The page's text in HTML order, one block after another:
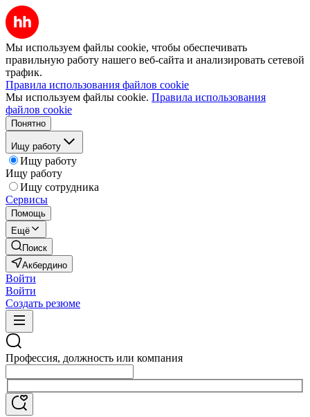
Мы используем файлы cookie, чтобы обеспечивать
правильную работу нашего веб-сайта и анализировать сетевой
трафик.
Правила использования файлов cookie
Мы используем файлы cookie. Правила использования
файлов cookie
Понятно
Ищу работу
Ищу работу
Ищу работу
Ищу сотрудника
Сервисы
Помощь
Ещё
Поиск
Акбердино
Войти
Войти
Создать резюме
Профессия, должность или компания